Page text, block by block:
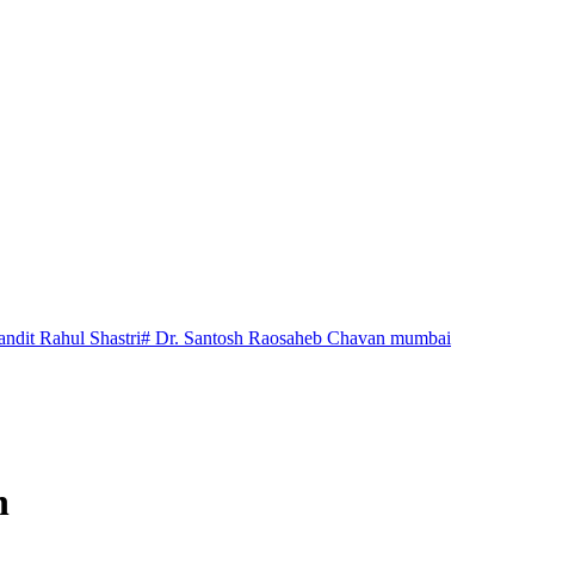
Rahul Shastri# Dr. Santosh Raosaheb Chavan mumbai